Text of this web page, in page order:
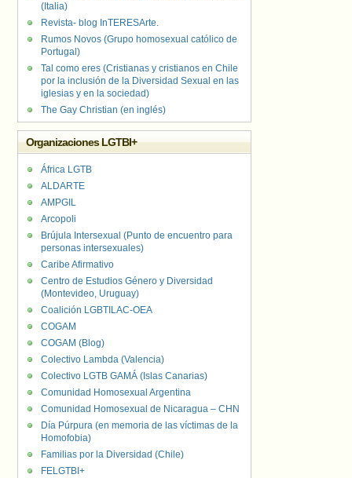
(Italia)
Revista- blog InTERESArte.
Rumos Novos (Grupo homosexual católico de
Portugal)
Tal como eres (Cristianas y cristianos en Chile
por la inclusión de la Diversidad Sexual en las
iglesias y en la sociedad)
The Gay Christian (en inglés)
Organizaciones LGTBI+
África LGTB
ALDARTE
AMPGIL
Arcopoli
Brújula Intersexual (Punto de encuentro para
personas intersexuales)
Caribe Afirmativo
Centro de Estudios Género y Diversidad
(Montevideo, Uruguay)
Coalición LGBTILAC-OEA
COGAM
COGAM (Blog)
Colectivo Lambda (Valencia)
Colectivo LGTB GAMÁ (Islas Canarias)
Comunidad Homosexual Argentina
Comunidad Homosexual de Nicaragua – CHN
Día Púrpura (en memoria de las víctimas de la
Homofobia)
Familias por la Diversidad (Chile)
FELGTBI+